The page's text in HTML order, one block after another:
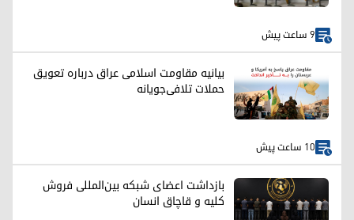
9 ساعت پیش
بیانیه مقاومت اسلامی عراق درباره تعویق
حملات تلافی‌جویانه
10 ساعت پیش
بازداشت اعضای شبکه بین‌المللی فروش
کلیه و قاچاق انسان